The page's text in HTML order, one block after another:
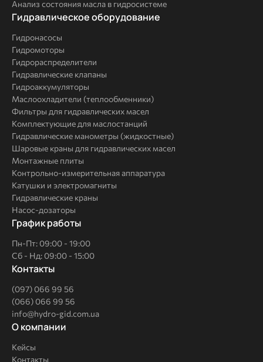
Анализ состояния масла в гидросистеме
Комплексные
Гидравлическое оборудование
Гидронасосы
Гидромоторы
Гидрораспределители
Гидравлические клапаны
Гидроаккумуляторы
Маслоохладители (теплообменники)
Фильтры для гидравлических масел
Комплектующие для маслостанций
Гидравлические манометры (жидкостные)
Шаровые краны для гидравлических масел
Монтажные плиты
Контрольно-измерительная аппаратура
Катушки и электромагниты
Гидравлические краны
Насос-дозаторы
График работы
Пн-Пт: 09:00 - 19:00
Сб - Нд: 09:00 - 15:00
Контакты
(097) 066 99 56
(066) 066 99 56
info@hydro-gid.com.ua
О
компании
О компании
Кейсы
Контакты